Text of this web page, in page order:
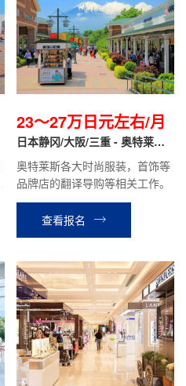
23～27万日元左右/月
日本静冈/大阪/三重 - 奥特莱斯
品牌专柜 翻译导购
奥特莱斯各大时尚服装，首饰等
品牌店的翻译导购等相关工作。
查看报名